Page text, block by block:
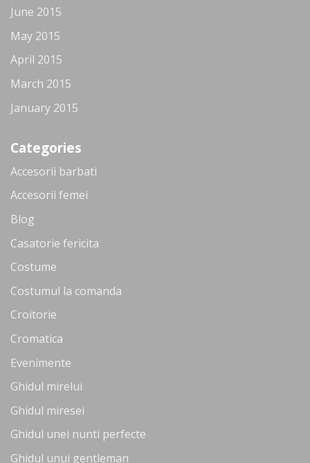
June 2015
May 2015
April 2015
March 2015
January 2015
Categories
Accesorii barbati
Accesorii femei
Blog
Casatorie fericita
Costume
Costumul la comanda
Croitorie
Cromatica
Evenimente
Ghidul mirelui
Ghidul miresei
Ghidul unei nunti perfecte
Ghidul unui gentleman